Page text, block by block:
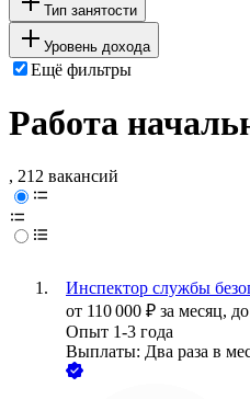
Тип занятости
Уровень дохода
Ещё фильтры
Работа
, 212 вакансий
Инспектор службы
от 110 000 ₽ за месяц,
Опыт 1-3 года
Выплаты: Два раза в